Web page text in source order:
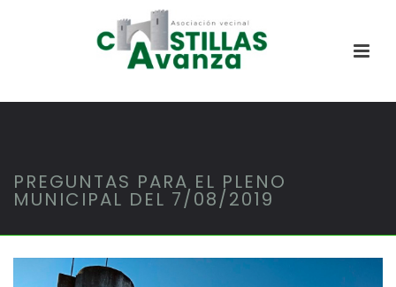
PREGUNTAS PARA EL PLENO
MUNICIPAL DEL 7/08/2019